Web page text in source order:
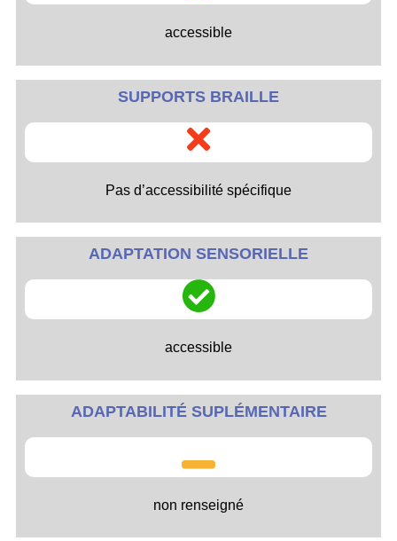
accessible
SUPPORTS BRAILLE
Pas d’accessibilité spécifique
ADAPTATION SENSORIELLE
accessible
ADAPTABILITÉ SUPLÉMENTAIRE
non renseigné